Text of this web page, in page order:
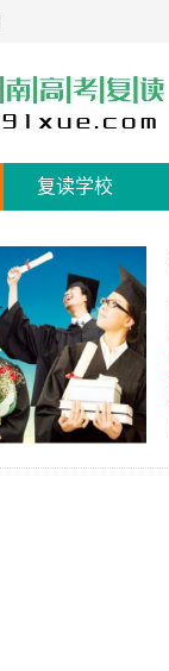
复读学校